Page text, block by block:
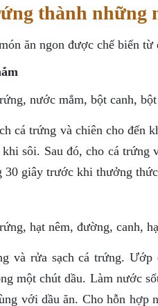
thành những
ăn ngon được chế biến từ
nước mắm, bột canh,
cá trứng và chiên cho
sôi. Sau đó, cho cá trứng
30 giây trước khi thưởng
hạt nêm, đường, canh,
và rửa sạch cá trứng.
một chút dầu. Làm nước
với dầu ăn. Cho hỗn hợp